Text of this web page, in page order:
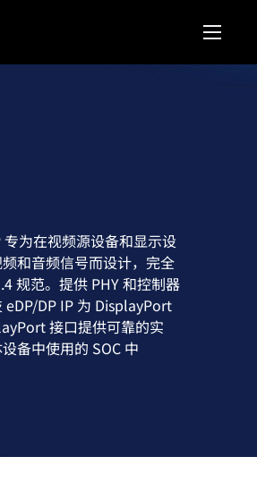
为在视频源设备和显示设
和音频信号而设计，完全
规范。提供 PHY 和控制器
eDP/DP IP 为 DisplayPort
接口提供可靠的实
备中使用的 SOC 中